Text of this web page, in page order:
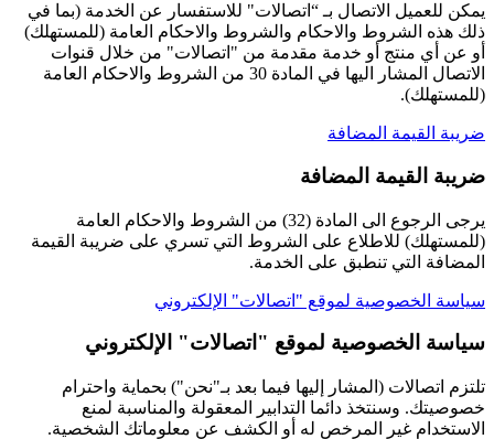
يمكن للعميل الاتصال بـ “اتصالات" للاستفسار عن الخدمة (بما في
ذلك هذه الشروط والاحكام والشروط والاحكام العامة (للمستهلك)
أو عن أي منتج أو خدمة مقدمة من "اتصالات" من خلال قنوات
الاتصال المشار اليها في المادة 30 من الشروط والاحكام العامة
(للمستهلك).
ضريبة‭ ‬القيمة‭ ‬المضافة‬‬‬‬‬‬‬‬‬‬‬‬‬‬‬‬‬‬‬‬‬‬‬‬‬‬‬‬‬‬‬‬‬‬‬‬‬‬‬‬‬‬‬‬‬‬‬‬‬‬‬‬‬‬‬‬‬‬‬‬‬‬‬‬‬‬‬‬‬‬‬‬‬‬‬‬‬‬‬‬‬‬‬‬‬‬‬‬‬‬‬‬‬‬‬‬‬‬
ضريبة‭ ‬القيمة‭ ‬المضافة‬‬‬‬‬‬‬‬‬‬‬‬‬‬‬‬‬‬‬‬‬‬‬‬‬‬‬‬‬‬‬‬‬‬‬‬‬‬‬‬‬‬‬‬‬‬‬‬‬‬‬‬‬‬‬‬‬‬‬‬‬‬‬‬‬‬‬‬‬‬‬‬‬‬‬‬‬‬‬‬‬‬‬‬‬‬‬‬‬‬‬‬‬‬‬‬‬‬
يرجى الرجوع الى المادة (32) من الشروط والاحكام العامة
(للمستهلك) للاطلاع على الشروط التي تسري على ضريبة القيمة
المضافة التي تنطبق على الخدمة.
سياسة الخصوصية لموقع "اتصالات" الإلكتروني
سياسة الخصوصية لموقع "اتصالات" الإلكتروني
تلتزم اتصالات (المشار إليها فيما بعد بـ"نحن") بحماية واحترام
خصوصيتك. وسنتخذ دائما التدابير المعقولة والمناسبة لمنع
الاستخدام غير المرخص له أو الكشف عن معلوماتك الشخصية.